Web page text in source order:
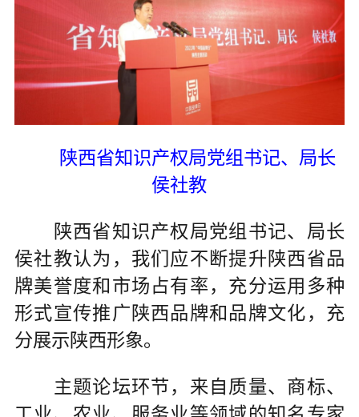
陕西省知识产权局党组书记、局长
侯社教
陕西省知识产权局党组书记、局长
侯社教认为，我们应不断提升陕西省品
牌美誉度和市场占有率，充分运用多种
形式宣传推广陕西品牌和品牌文化，充
分展示陕西形象。
主题论坛环节，来自质量、商标、